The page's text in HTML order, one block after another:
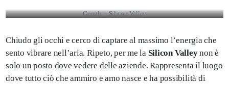
Google – Silicon Valley
Chiudo gli occhi e cerco di captare al massimo l’energia che
sento vibrare nell’aria. Ripeto, per me la Silicon Valleynon è
solo un posto dove vedere delle aziende. Rappresenta il luogo
dove tutto ciò che ammiro e amo nasce e ha possibilità di